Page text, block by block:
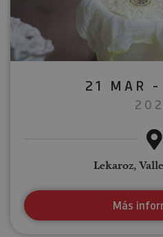
21 MAR
Lekaroz,
Más